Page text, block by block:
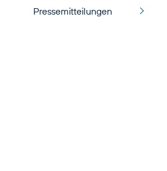
Pressemitteilungen